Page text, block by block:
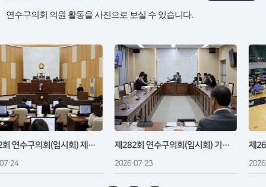
연수구의회 의원 활동을 사진으로 보실 수 있습니다.
제282회 연수구의회(임시회) 제2차 본회의 / 2026.07.24(금) 제282회 연수구의회(임시회) 기획복지위원회 / 2026.07.16(목)~23(목)